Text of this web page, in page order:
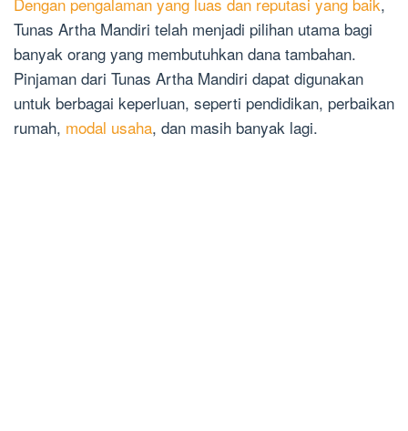
Tunas Artha Mandiri telah menjadi pilihan utama bagi
banyak orang yang membutuhkan dana tambahan.
Pinjaman dari Tunas Artha Mandiri dapat digunakan
untuk berbagai keperluan, seperti pendidikan, perbaikan
rumah, modal usaha, dan masih banyak lagi.